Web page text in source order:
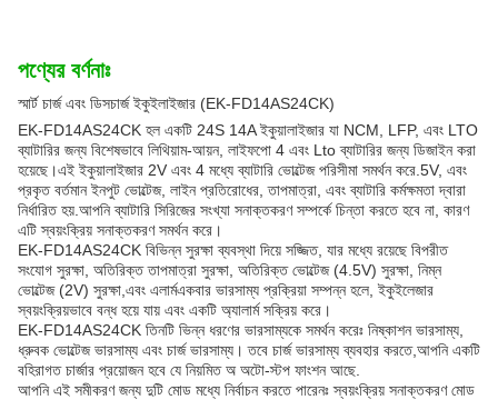
পণ্যের বর্ণনাঃ
স্মার্ট চার্জ এবং ডিসচার্জ ইকুইলাইজার (EK-FD14AS24CK)
EK-FD14AS24CK হল একটি 24S 14A ইকুয়ালাইজার যা NCM, LFP, এবং LTO
ব্যাটারির জন্য বিশেষভাবে লিথিয়াম-আয়ন, লাইফপো 4 এবং Lto ব্যাটারির জন্য ডিজাইন করা
হয়েছে।এই ইকুয়ালাইজার 2V এবং 4 মধ্যে ব্যাটারি ভোল্টেজ পরিসীমা সমর্থন করে.5V, এবং
প্রকৃত বর্তমান ইনপুট ভোল্টেজ, লাইন প্রতিরোধের, তাপমাত্রা, এবং ব্যাটারি কর্মক্ষমতা দ্বারা
নির্ধারিত হয়.আপনি ব্যাটারি সিরিজের সংখ্যা সনাক্তকরণ সম্পর্কে চিন্তা করতে হবে না, কারণ
এটি স্বয়ংক্রিয় সনাক্তকরণ সমর্থন করে।
EK-FD14AS24CK বিভিন্ন সুরক্ষা ব্যবস্থা দিয়ে সজ্জিত, যার মধ্যে রয়েছে বিপরীত
সংযোগ সুরক্ষা, অতিরিক্ত তাপমাত্রা সুরক্ষা, অতিরিক্ত ভোল্টেজ (4.5V) সুরক্ষা, নিম্ন
ভোল্টেজ (2V) সুরক্ষা,এবং এলার্মএকবার ভারসাম্য প্রক্রিয়া সম্পন্ন হলে, ইকুইলেজার
স্বয়ংক্রিয়ভাবে বন্ধ হয়ে যায় এবং একটি অ্যালার্ম সক্রিয় করে।
EK-FD14AS24CK তিনটি ভিন্ন ধরণের ভারসাম্যকে সমর্থন করেঃ নিষ্কাশন ভারসাম্য,
ধ্রুবক ভোল্টেজ ভারসাম্য এবং চার্জ ভারসাম্য। তবে চার্জ ভারসাম্য ব্যবহার করতে,আপনি একটি
বহিরাগত চার্জার প্রয়োজন হবে যে নিয়মিত অ অটো-স্টপ ফাংশন আছে.
আপনি এই সমীকরণ জন্য দুটি মোড মধ্যে নির্বাচন করতে পারেনঃ স্বয়ংক্রিয় সনাক্তকরণ মোড